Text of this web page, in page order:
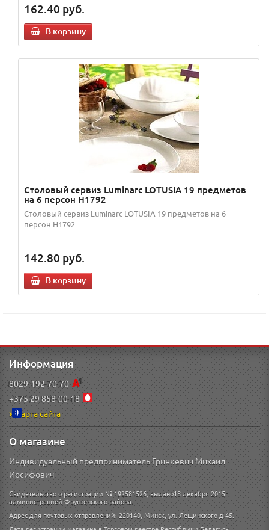
162.40 руб.
В корзину
Столовый сервиз Luminarc LOTUSIA 19 предметов
на 6 персон H1792
Столовый сервиз Luminarc LOTUSIA 19 предметов на 6
персон H1792
142.80 руб.
В корзину
Информация
8029-192-70-70
+375 29 858-00-18
Карта сайта
О магазине
Индивидуальный предприниматель Гринкевич Михаил
Иосифович
Свидетельство о регистрации № 192581526, выдано18 декабря 2015г.
администрацией Фрунзенского района.
Адрес для почтовых отправлений: 220140, Минск, ул. Лещинского д 45.